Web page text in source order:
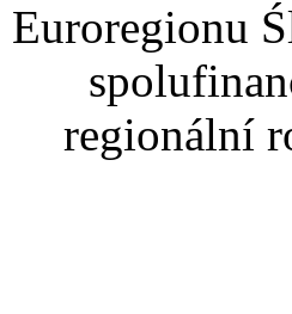
Euroregionu
regionální